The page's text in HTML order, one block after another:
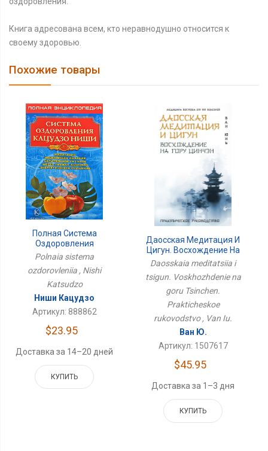
Книга адресована всем, кто неравнодушно относится к
своему здоровью.
Похожие товары
Полная Система
Оздоровления
Polnaia sistema
ozdorovleniia , Nishi
Katsudzo
Ниши Кацудзо
Артикул: 888862
$23.95
Доставка за 14–20 дней
КУПИТЬ
Даосская Медитация И
Цигун. Восхождение На
Гору Цинчэн.
Руководство
Daosskaia meditatsiia i
tsigun. Voskhozhdenie na
goru Tsinchen.
Prakticheskoe
rukovodstvo , Van Iu.
Ван Ю.
Артикул: 1507617
$45.95
Доставка за 1–3 дня
КУПИТЬ